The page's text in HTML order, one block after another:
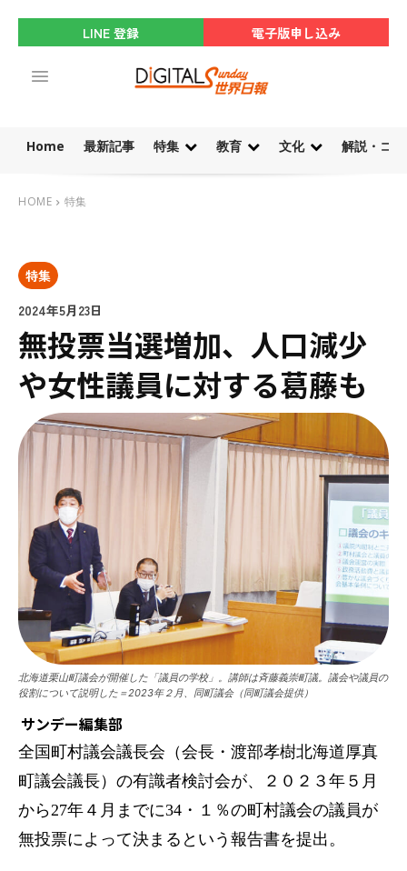
LINE 登録 電子版申し込み
Home 最新記事 特集 教育 文化 解説・コ
HOME 特集
特集
2024年5月23日
無投票当選増加、人口減少
や女性議員に対する葛藤も
北海道栗山町議会が開催した「議員の学校」。講師は斉藤義崇町議。議会や議員の
役割について説明した＝2023年２月、同町議会（同町議会提供）
サンデー編集部
全国町村議会議長会（会長・渡部孝樹北海道厚真
町議会議長）の有識者検討会が、２０２３年５月
から27年４月までに34・１％の町村議会の議員が
無投票によって決まるという報告書を提出。